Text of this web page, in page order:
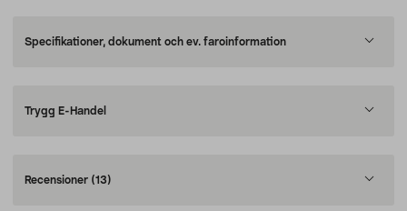
Specifikationer, dokument och ev. faroinformation
Trygg E-Handel
Recensioner (13)